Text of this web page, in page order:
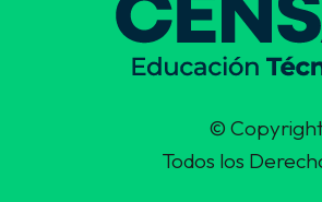
©
Todos los